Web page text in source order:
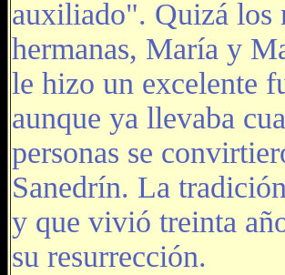
auxiliado". Quizá los
hermanas, María y
le hizo un excelente
aunque ya llevaba
personas se
Sanedrín. La
y que vivió treinta
su resurrección.